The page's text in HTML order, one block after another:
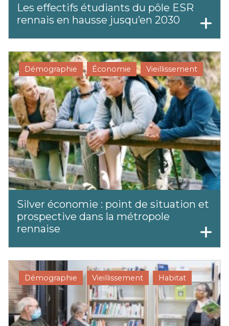
Les effectifs étudiants du pôle ESR
rennais en hausse jusqu’en 2030
Démographie Économie Vieillissement
Silver économie : point de situation et
prospective dans la métropole
rennaise
Démographie Vieillissement Habitat